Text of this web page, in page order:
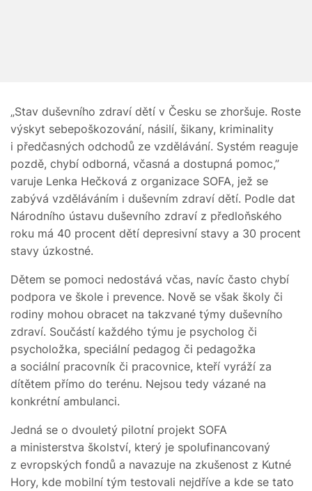
„Stav duševního zdraví dětí v Česku se zhoršuje. Roste
výskyt sebepoškozování, násilí, šikany, kriminality
i předčasných odchodů ze vzdělávání. Systém reaguje
pozdě, chybí odborná, včasná a dostupná pomoc,”
varuje Lenka Hečková z organizace SOFA, jež se
zabývá vzděláváním i duševním zdraví dětí. Podle dat
Národního ústavu duševního zdraví z předloňského
roku má 40 procent dětí depresivní stavy a 30 procent
stavy úzkostné.
Dětem se pomoci nedostává včas, navíc často chybí
podpora ve škole i prevence. Nově se však školy či
rodiny mohou obracet na takzvané týmy duševního
zdraví. Součástí každého týmu je psycholog či
psycholožka, speciální pedagog či pedagožka
a sociální pracovník či pracovnice, kteří vyráží za
dítětem přímo do terénu. Nejsou tedy vázané na
konkrétní ambulanci.
Jedná se o dvouletý pilotní projekt SOFA
a ministerstva školství, který je spolufinancovaný
z evropských fondů a navazuje na zkušenost z Kutné
Hory, kde mobilní tým testovali nejdříve a kde se tato